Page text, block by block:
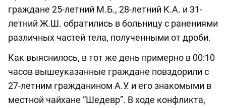
граждане 25-летний М.Б., 28-летний К.А. и 31-
летний Ж.Ш. обратились в больницу с ранениями
различных частей тела, полученными от дроби.
Как выяснилось, в тот же день примерно в 00:10
часов вышеуказанные граждане повздорили с
27-летним гражданином А.У. и его знакомыми в
местной чайхане “Шедевр”. В ходе конфликта,